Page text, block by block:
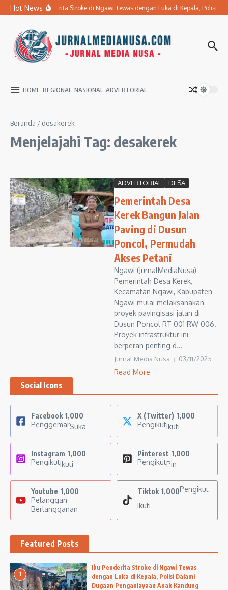
Lewati ke konten
Hot NewsIbu Penderita Stroke di Ngawi Tewas dengan Luka di Kepala, Polisi
HOME REGIONAL NASIONAL ADVERTORIAL
Beranda / desakerek
Menjelajahi Tag: desakerek
ADVERTORIAL DESA
Pemerintah Desa
Kerek Bangun Jalan
Paving di Dusun
Poncol, Permudah
Akses Petani
Ngawi (JurnalMediaNusa) –
Pemerintah Desa Kerek,
Kecamatan Ngawi, Kabupaten
Ngawi mulai melaksanakan
proyek pavingisasi jalan di
Dusun Poncol RT 001 RW 006.
Proyek infrastruktur ini
berperan penting d...
Jurnal Media Nusa 03/11/2025
Read More
Social Icons
Facebook 1,000
PenggemarSuka
X (Twitter) 1,000
PengikutIkuti
Instagram 1,000
PengikutIkuti
Pinterest 1,000
PengikutPin
Youtube 1,000
Pelanggan
Berlangganan
Tiktok 1,000Pengikut
Ikuti
Featured Posts
1
Ibu Penderita Stroke di Ngawi Tewas
dengan Luka di Kepala, Polisi Dalami
Dugaan Penganiayaan Anak Kandung